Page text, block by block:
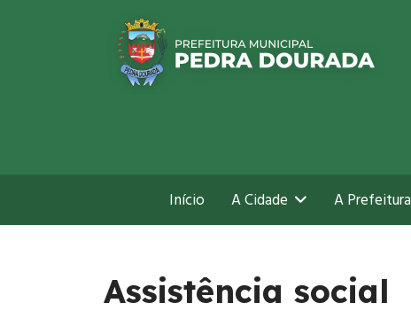
Início A Cidade A Prefeitura
Assistência social